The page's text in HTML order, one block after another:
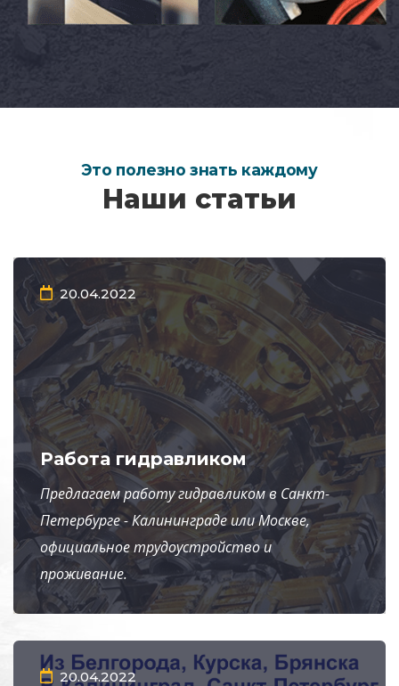
Это полезно знать каждому
Наши статьи
20.04.2022
Работа гидравликом
Предлагаем работу гидравликом в Санкт-
Петербурге - Калининграде или Москве,
официальное трудоустройство и
проживание.
20.04.2022